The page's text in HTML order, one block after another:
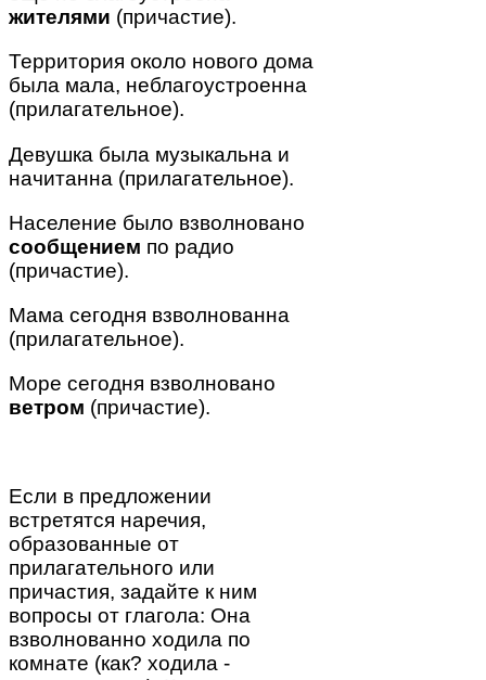
жителями (причастие).
Территория около нового дома
была мала, неблагоустроенна
(прилагательное).
Девушка была музыкальна и
начитанна (прилагательное).
Население было взволновано
сообщением по радио
(причастие).
Мама сегодня взволнованна
(прилагательное).
Море сегодня взволновано
ветром (причастие).
Если в предложении
встретятся наречия,
образованные от
прилагательного или
причастия, задайте к ним
вопросы от глагола: Она
взволнованно ходила по
комнате (как? ходила -